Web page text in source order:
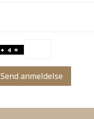
Send anmeldelse